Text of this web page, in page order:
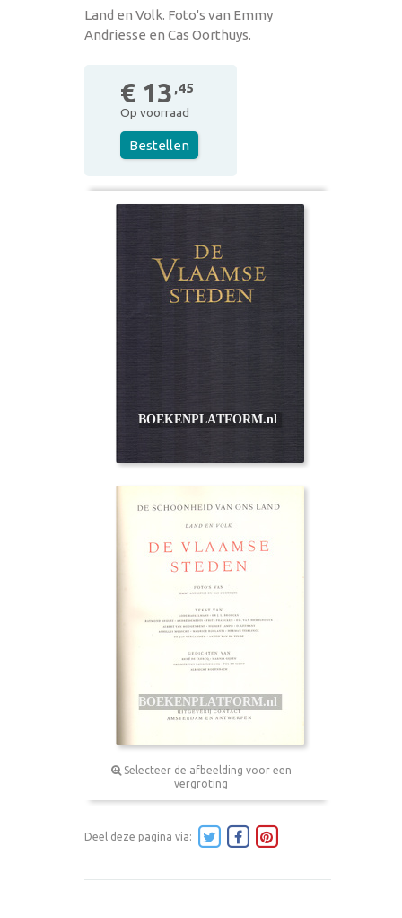
Land en Volk. Foto's van Emmy
Andriesse en Cas Oorthuys.
€ 13 ,45
Op voorraad
Bestellen
Selecteer de afbeelding voor een
vergroting
Deel deze pagina via: